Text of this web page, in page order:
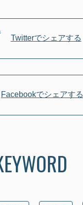
o
k
Twitterでシェアする
Facebookでシェアする